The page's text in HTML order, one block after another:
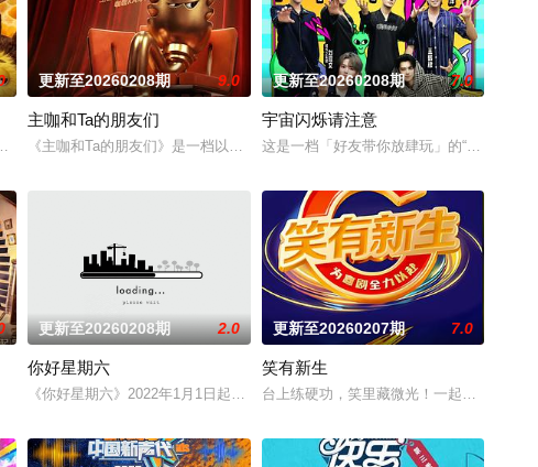
力的排解矛盾、化解纠纷的电视节目。节目现场将有人民调解员、律师、心理专家
出逃，带着他们的“秘密疯巢”一起上路！在循规蹈矩的生活之外，用脑洞大开的想
更新至20260208期 9.0
主咖和Ta的朋友们
《主咖和Ta的朋友们》是一档以事件话题为焦点、以喜剧脱口秀为表达形式的
更新至20260208期 7.0
宇宙闪烁请注意
这是一档「好友带你放肆玩」的“高能量E
，通过真实人物故事展现其生活状态，旨在破解“恐老焦虑”，传递“岁月从不败热
更新至20260208期 2.0
你好星期六
《你好星期六》2022年1月1日起与你相约每周六，你好星期六，精彩看不够！
更新至20260207期 7.0
笑有新生
台上练硬功，笑里藏微光！一起见证新生代